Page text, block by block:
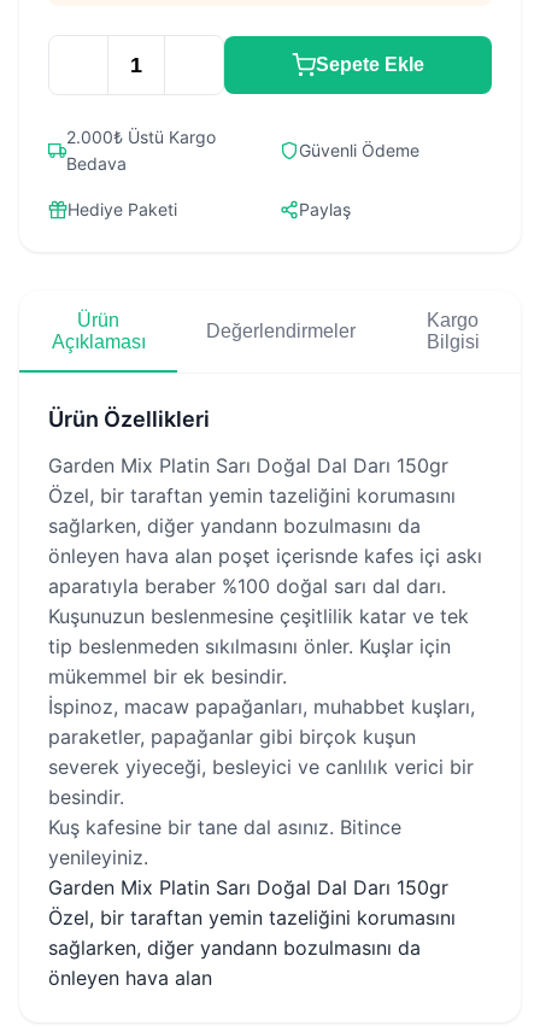
Sepete Ekle
2.000₺ Üstü Kargo
Bedava
Güvenli Ödeme
Hediye Paketi Paylaş
Ürün
Açıklaması
Değerlendirmeler
Kargo
Bilgisi
Ürün Özellikleri
Garden Mix Platin Sarı Doğal Dal Darı 150gr
Özel, bir taraftan yemin tazeliğini korumasını
sağlarken, diğer yandann bozulmasını da
önleyen hava alan poşet içerisnde kafes içi askı
aparatıyla beraber %100 doğal sarı dal darı.
Kuşunuzun beslenmesine çeşitlilik katar ve tek
tip beslenmeden sıkılmasını önler. Kuşlar için
mükemmel bir ek besindir.
İspinoz, macaw papağanları, muhabbet kuşları,
paraketler, papağanlar gibi birçok kuşun
severek yiyeceği, besleyici ve canlılık verici bir
besindir.
Kuş kafesine bir tane dal asınız. Bitince
yenileyiniz.
Garden Mix Platin Sarı Doğal Dal Darı 150gr
Özel, bir taraftan yemin tazeliğini korumasını
sağlarken, diğer yandann bozulmasını da
önleyen hava alan